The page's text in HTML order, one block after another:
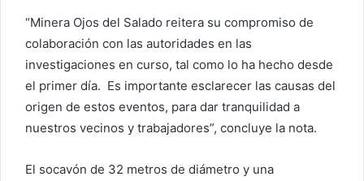
“Minera Ojos del Salado reitera su compromiso de
colaboración con las autoridades en las
investigaciones en curso, tal como lo ha hecho desde
el primer día. Es importante esclarecer las causas del
origen de estos eventos, para dar tranquilidad a
nuestros vecinos y trabajadores”, concluye la nota.
El socavón de 32 metros de diámetro y una